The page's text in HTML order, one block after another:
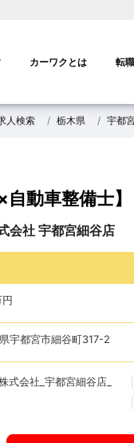
カーワクとは 転
人検索 栃木県 宇都
自動車整備士
会社 宇都宮細谷店
宇都宮市細谷町317-2